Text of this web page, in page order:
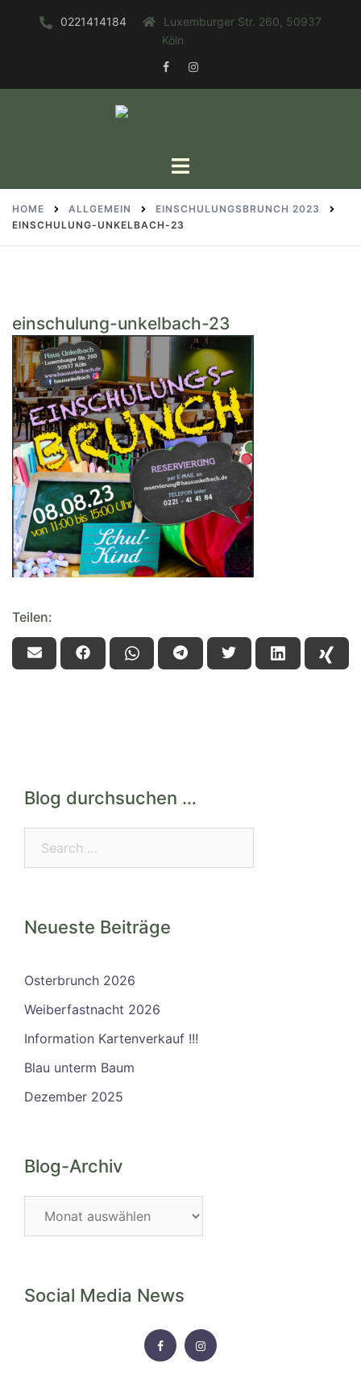
0221414184
Luxemburger Str. 260, 50937
Köln
FACEBOOKINSTAGRAM
Toggle
HOME ALLGEMEIN
EINSCHULUNGSBRUNCH 2023
EINSCHULUNG-UNKELBACH-23
einschulung-unkelbach-23
Teilen:
Blog durchsuchen …
Neueste Beiträge
Osterbrunch 2026
Weiberfastnacht 2026
Information Kartenverkauf !!!
Blau unterm Baum
Dezember 2025
Blog-Archiv
Social Media News
FACEBOOKINSTAGRAM